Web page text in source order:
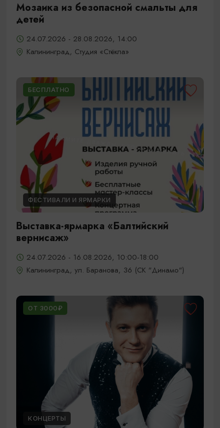
Мозаика из безопасной смальты для
детей
24.07.2026 - 28.08.2026, 14:00
Калининград, Студия «Стёкла»
БЕСПЛАТНО
ФЕСТИВАЛИ И ЯРМАРКИ
Выставка-ярмарка «Балтийский
вернисаж»
24.07.2026 - 16.08.2026, 10:00-18:00
Калининград, ул. Баранова, 36 (СК "Динамо")
ОТ 3000₽
КОНЦЕРТЫ